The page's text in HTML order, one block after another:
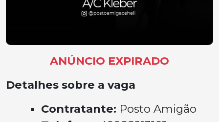
ANÚNCIO EXPIRADO
Detalhes sobre a vaga
Contratante: Posto Amigão